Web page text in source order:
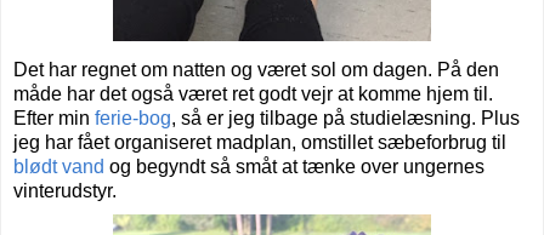
Det har regnet om natten og været sol om dagen. På den
måde har det også været ret godt vejr at komme hjem til.
Efter min ferie-bog, så er jeg tilbage på studielæsning. Plus
jeg har fået organiseret madplan, omstillet sæbeforbrug til
blødt vand og begyndt så småt at tænke over ungernes
vinterudstyr.